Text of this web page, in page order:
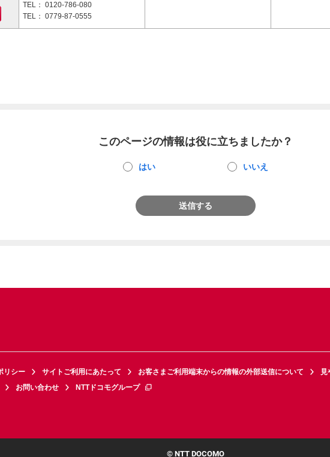
TEL： 0120-786-080
TEL： 0779-87-0555
このページの情報は役に立ちましたか？
はい いいえ
送信する
リシー サイトご利用にあたって お客さまご利用端末からの情報の外部送信について
見
お問い合わせ NTTドコモグループ
© NTT DOCOMO